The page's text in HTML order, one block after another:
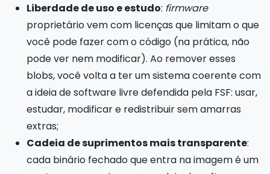
Liberdade de uso e estudo: firmware
proprietário vem com licenças que limitam o que
você pode fazer com o código (na prática, não
pode ver nem modificar). Ao remover esses
blobs, você volta a ter um sistema coerente com
a ideia de software livre defendida pela FSF: usar,
estudar, modificar e redistribuir sem amarras
extras;
Cadeia de suprimentos mais transparente:
cada binário fechado que entra na imagem é um